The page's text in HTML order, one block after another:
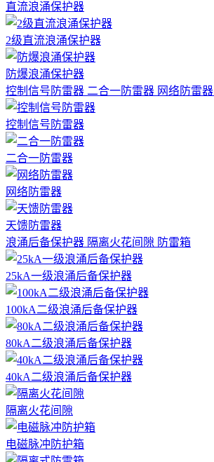
直流浪涌保护器
2级直流浪涌保护器
防爆浪涌保护器
控制信号防雷器 二合一防雷器 网络防雷器
控制信号防雷器
二合一防雷器
网络防雷器
天馈防雷器
浪涌后备保护器 隔离火花间隙 防雷箱
25kA一级浪涌后备保护器
100kA二级浪涌后备保护器
80kA二级浪涌后备保护器
40kA二级浪涌后备保护器
隔离火花间隙
电磁脉冲防护箱